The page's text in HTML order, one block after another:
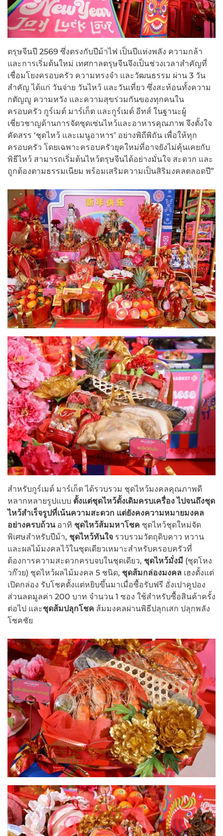
ตรุษจีนปี 2569 ซึ่งตรงกับปีม้าไฟ เป็นปีแห่งพลัง ความกล้า
และการเริ่มต้นใหม่ เทศกาลตรุษจีนจึงเป็นช่วงเวลาสำคัญที่
เชื่อมโยงครอบครัว ความทรงจำ และวัฒนธรรม ผ่าน 3 วัน
สำคัญ ได้แก่ วันจ่าย วันไหว้ และวันเที่ยว ซึ่งสะท้อนทั้งความ
กตัญญู ความหวัง และความสุขร่วมกันของทุกคนใน
ครอบครัว กูร์เมต์ มาร์เก็ต และกูร์เมต์ อีทส์ ในฐานะผู้
เชี่ยวชาญด้านการจัดชุดเซ่นไหว้และอาหารคุณภาพ จึงตั้งใจ
คัดสรร ‘ชุดไหว้ และเมนูอาหาร’ อย่างพิถีพิถัน เพื่อให้ทุก
ครอบครัว โดยเฉพาะครอบครัวยุคใหม่ที่อาจยังไม่คุ้นเคยกับ
พิธีไหว้ สามารถเริ่มต้นไหว้ตรุษจีนได้อย่างมั่นใจ สะดวก และ
ถูกต้องตามธรรมเนียม พร้อมเสริมความเป็นสิริมงคลตลอดปี”
สำหรับกูร์เมต์ มาร์เก็ต ได้รวบรวม ชุดไหว้มงคลคุณภาพดี
หลากหลายรูปแบบ ตั้งแต่ชุดไหว้ดั้งเดิมครบเครื่อง ไปจนถึงชุด
ไหว้สำเร็จรูปที่เน้นความสะดวก แต่ยังคงความหมายมงคล
อย่างครบถ้วนอาทิ ชุดไหว้ส้มมหาโชค ชุดไหว้ชุดใหม่จัด
พิเศษสำหรับปีม้า, ชุดไหว้ทันใจ รวบรวมวัตถุดิบคาว หวาน
และผลไม้มงคลไว้ในชุดเดียวเหมาะสำหรับครอบครัวที่
ต้องการความสะดวกครบจบในชุดเดียว, ชุดไหว้มั่งมี (ชุดโหง
วก๊วย) ชุดไหว้ผลไม้มงคล 5 ชนิด, ชุดส้มกล่องมงคล เฮงตั้งแต่
เปิดกล่อง รับโชคตั้งแต่หยิบขึ้นมาเมื่อซื้อรับฟรี อั่งเปาคูปอง
ส่วนลดมูลค่า 200 บาท จำนวน 1 ซอง ใช้สำหรับซื้อสินค้าครั้ง
ต่อไป และชุดส้มปลุกโชค ส้มมงคลผ่านพิธีปลุกเสก ปลุกพลัง
โชคชัย